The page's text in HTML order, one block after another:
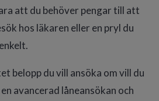
att du behöver pengar till att
hos läkaren eller en pryl du
belopp du vill ansöka om vill du
avancerad låneansökan och